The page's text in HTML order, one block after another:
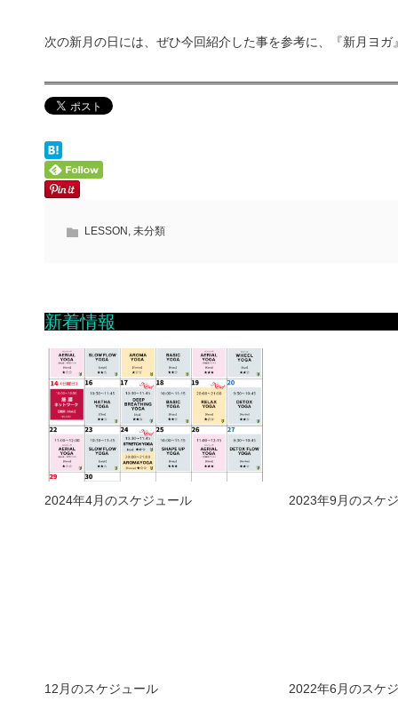
次の新月の日には、ぜひ今回紹介した事を参考に、『新月ヨ
LESSON , 未分類
新着情報
2024年4月のスケジュール 2023年9月のスケ
12月のスケジュール 2022年6月のスケ